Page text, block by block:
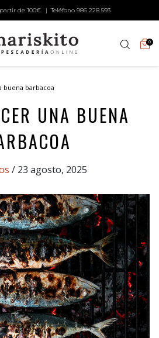
de 100€. | Teléfono 986 228 593
0
buena barbacoa
UNA BUENA
/ 23 agosto, 2025